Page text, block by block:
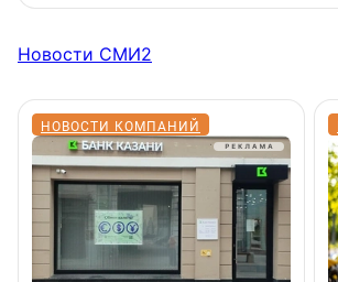
Новости СМИ2
НОВОСТИ КОМПАНИЙ